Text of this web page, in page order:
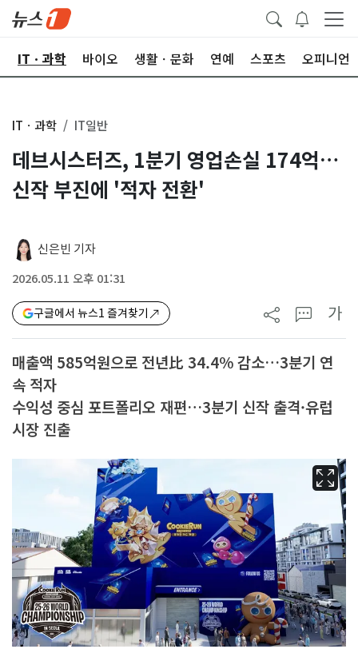
ITㆍ과학 바이오 생활ㆍ문화 연예 스포츠 오피니언
ITㆍ과학 IT일반
데브시스터즈, 1분기 영업손실 174억…
신작 부진에 '적자 전환'
신은빈 기자
2026.05.11 오후 01:31
구글에서 뉴스1 즐겨찾기 가
매출액 585억원으로 전년比 34.4% 감소…3분기 연
속 적자
수익성 중심 포트폴리오 재편…3분기 신작 출격·유럽
시장 진출